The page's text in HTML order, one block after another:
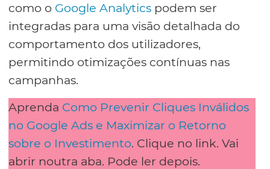
como o Google Analytics podem ser
integradas para uma visão detalhada do
comportamento dos utilizadores,
permitindo otimizações contínuas nas
campanhas.
Aprenda Como Prevenir Cliques Inválidos
no Google Ads e Maximizar o Retorno
sobre o Investimento. Clique no link. Vai
abrir noutra aba. Pode ler depois.